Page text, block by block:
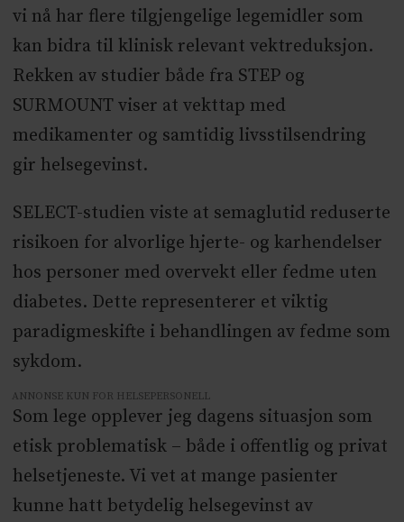
vi nå har flere tilgjengelige legemidler som
kan bidra til klinisk relevant vektreduksjon.
Rekken av studier både fra STEP og
SURMOUNT viser at vekttap med
medikamenter og samtidig livsstilsendring
gir helsegevinst.
SELECT-studien viste at semaglutid reduserte
risikoen for alvorlige hjerte- og karhendelser
hos personer med overvekt eller fedme uten
diabetes. Dette representerer et viktig
paradigmeskifte i behandlingen av fedme som
sykdom.
ANNONSE KUN FOR HELSEPERSONELL
Som lege opplever jeg dagens situasjon som
etisk problematisk – både i offentlig og privat
helsetjeneste. Vi vet at mange pasienter
kunne hatt betydelig helsegevinst av